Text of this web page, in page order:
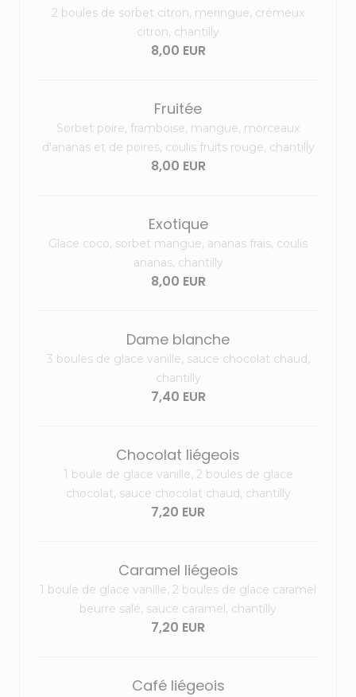
2 boules de sorbet citron, meringue, crémeux
citron, chantilly
8,00 EUR
Fruitée
Sorbet poire, framboise, mangue, morceaux
d'ananas et de poires, coulis fruits rouge, chantilly
8,00 EUR
Exotique
Glace coco, sorbet mangue, ananas frais, coulis
ananas, chantilly
8,00 EUR
Dame blanche
3 boules de glace vanille, sauce chocolat chaud,
chantilly
7,40 EUR
Chocolat liégeois
1 boule de glace vanille, 2 boules de glace
chocolat, sauce chocolat chaud, chantilly
7,20 EUR
Caramel liégeois
1 boule de glace vanille, 2 boules de glace caramel
beurre salé, sauce caramel, chantilly
7,20 EUR
Café liégeois